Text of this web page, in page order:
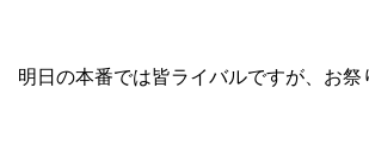
明日の本番では皆ライバルですが、お祭